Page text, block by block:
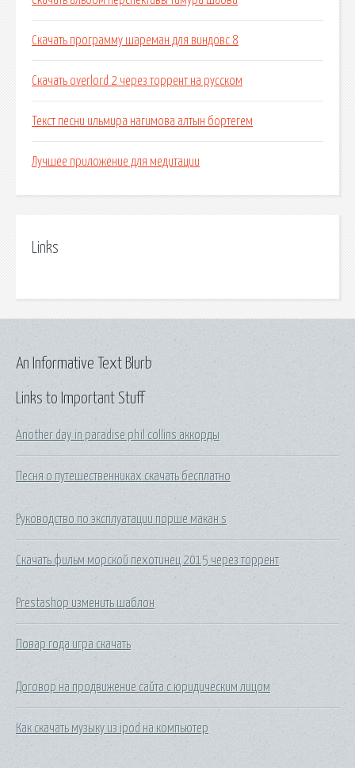
Скачать программу шареман для виндовс 8
Скачать overlord 2 через торрент на русском
Текст песни ильмира нагимова алтын бортегем
Лучшее приложение для медитации
Links
Links to Important Stuff
Another day in paradise phil collins аккорды
Песня о путешественниках скачать бесплатно
Руководство по эксплуатации порше макан s
Скачать фильм морской пехотинец 2015 через торрент
Prestashop изменить шаблон
Повар года игра скачать
Договор на продвижение сайта с юридическим лицом
Как скачать музыку из ipod на компьютер
An Informative Text Blurb